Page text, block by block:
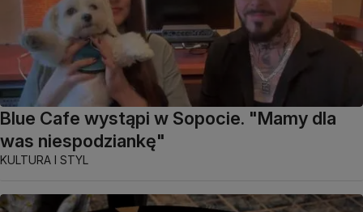
Blue Cafe wystąpi w Sopocie. "Mamy dla
was niespodziankę"
KULTURA I STYL